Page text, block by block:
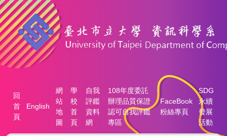
跳
到
主
要
內
容
回
首
頁
English
網
站
地
圖
學
校
首
頁
自我
評鑑
資料
網
108年度委託
辦理品質保證
認可自我評鑑
專區
FaceBook
粉絲專頁
SDG
永續
發展
活動